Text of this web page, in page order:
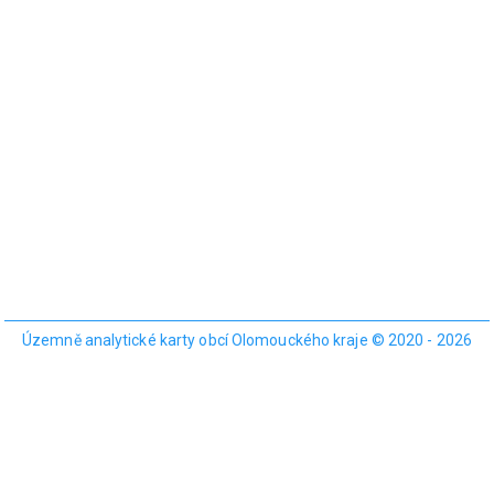
Územně analytické karty obcí Olomouckého kraje © 2020 - 2026